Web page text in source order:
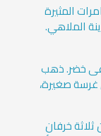
المثيرة
الملاهي.
خضر. ذهب
غرسة صغيرة،
ثلاثة خرفان